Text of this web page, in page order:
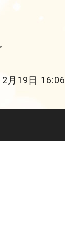
月19日 16:06